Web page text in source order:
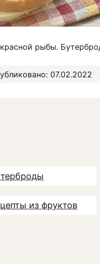
рыбы.
07.02.2022
из фруктов